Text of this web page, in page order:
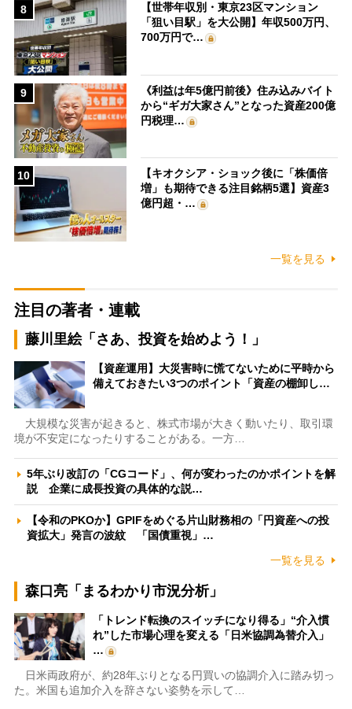
8
【世帯年収別・東京23区マンション
「狙い目駅」を大公開】年収500万円、
700万円で…
9
《利益は年5億円前後》住み込みバイト
から“ギガ大家さん”となった資産200億
円税理…
10
【キオクシア・ショック後に「株価倍
増」も期待できる注目銘柄5選】資産3
億円超・…
一覧を見る
注目の著者・連載
藤川里絵「さあ、投資を始めよう！」
【資産運用】大災害時に慌てないために平時から
備えておきたい3つのポイント「資産の棚卸し…
大規模な災害が起きると、株式市場が大きく動いたり、取引環
境が不安定になったりすることがある。一方…
5年ぶり改訂の「CGコード」、何が変わったのかポイントを解
説 企業に成長投資の具体的な説…
【令和のPKOか】GPIFをめぐる片山財務相の「円資産への投
資拡大」発言の波紋 「国債重視」…
一覧を見る
森口亮「まるわかり市況分析」
「トレンド転換のスイッチになり得る」“介入慣
れ”した市場心理を変える「日米協調為替介入」
…
日米両政府が、約28年ぶりとなる円買いの協調介入に踏み切っ
た。米国も追加介入を辞さない姿勢を示して…